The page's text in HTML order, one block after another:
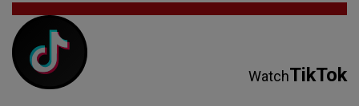
WatchTikTok